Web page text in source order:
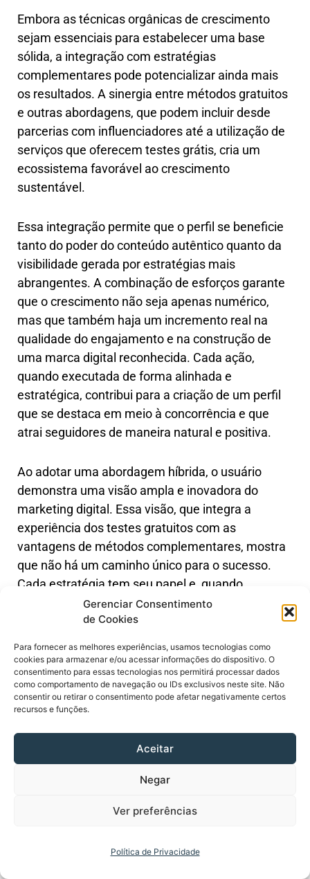
Gerenciar Consentimento
de Cookies
Para fornecer as melhores experiências, usamos tecnologias como
cookies para armazenar e/ou acessar informações do dispositivo. O
consentimento para essas tecnologias nos permitirá processar dados
como comportamento de navegação ou IDs exclusivos neste site. Não
consentir ou retirar o consentimento pode afetar negativamente certos
recursos e funções.
Aceitar
Negar
Ver preferências
Política de Privacidade
Embora as técnicas orgânicas de crescimento
sejam essenciais para estabelecer uma base
sólida, a integração com estratégias
complementares pode potencializar ainda mais
os resultados. A sinergia entre métodos gratuitos
e outras abordagens, que podem incluir desde
parcerias com influenciadores até a utilização de
serviços que oferecem testes grátis, cria um
ecossistema favorável ao crescimento
sustentável.
Essa integração permite que o perfil se beneficie
tanto do poder do conteúdo autêntico quanto da
visibilidade gerada por estratégias mais
abrangentes. A combinação de esforços garante
que o crescimento não seja apenas numérico,
mas que também haja um incremento real na
qualidade do engajamento e na construção de
uma marca digital reconhecida. Cada ação,
quando executada de forma alinhada e
estratégica, contribui para a criação de um perfil
que se destaca em meio à concorrência e que
atrai seguidores de maneira natural e positiva.
Ao adotar uma abordagem híbrida, o usuário
demonstra uma visão ampla e inovadora do
marketing digital. Essa visão, que integra a
experiência dos testes gratuitos com as
vantagens de métodos complementares, mostra
que não há um caminho único para o sucesso.
Cada estratégia tem seu papel e, quando
combinadas, possibilitam uma evolução contínua
e adaptável às mudanças do ambiente digital.
Explorando Novas
Ferramentas e
Oportunidades
O universo digital é marcado por constantes
para manter o perfil competitivo. Novas
ferramentas surgem a todo instante, oferecendo